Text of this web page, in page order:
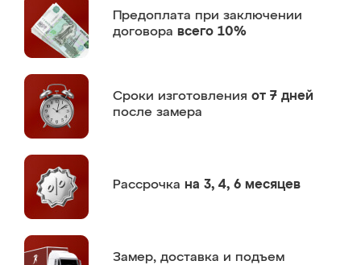
Предоплата при заключении
договора всего 10%
Сроки изготовления от 7 дней
после замера
Рассрочка на 3, 4, 6 месяцев
Замер, доставка и подъем